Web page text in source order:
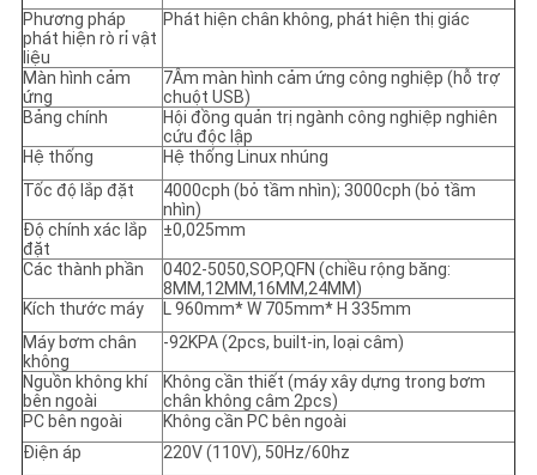
Phương pháp
phát hiện rò rỉ vật
liệu
Phát hiện chân không, phát hiện thị giác
Màn hình cảm
ứng
7Âm màn hình cảm ứng công nghiệp (hỗ trợ
chuột USB)
Bảng chính
Hội đồng quản trị ngành công nghiệp nghiên
cứu độc lập
Hệ thống
Hệ thống Linux nhúng
Tốc độ lắp đặt
4000cph (bỏ tầm nhìn); 3000cph (bỏ tầm
nhìn)
Độ chính xác lắp
đặt
±0,025mm
Các thành phần
0402-5050,SOP,QFN (chiều rộng băng:
8MM,12MM,16MM,24MM)
Kích thước máy
L 960mm* W 705mm* H 335mm
Máy bơm chân
không
-92KPA (2pcs, built-in, loại câm)
Nguồn không khí
bên ngoài
Không cần thiết (máy xây dựng trong bơm
chân không câm 2pcs)
PC bên ngoài
Không cần PC bên ngoài
Điện áp
220V (110V), 50Hz/60hz